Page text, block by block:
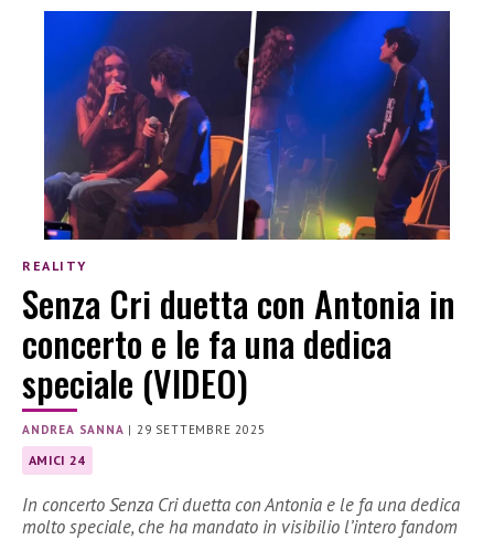
REALITY
Senza Cri duetta con Antonia in
concerto e le fa una dedica
speciale (VIDEO)
ANDREA SANNA |29 SETTEMBRE 2025
AMICI 24
In concerto Senza Cri duetta con Antonia e le fa una dedica
molto speciale, che ha mandato in visibilio l’intero fandom